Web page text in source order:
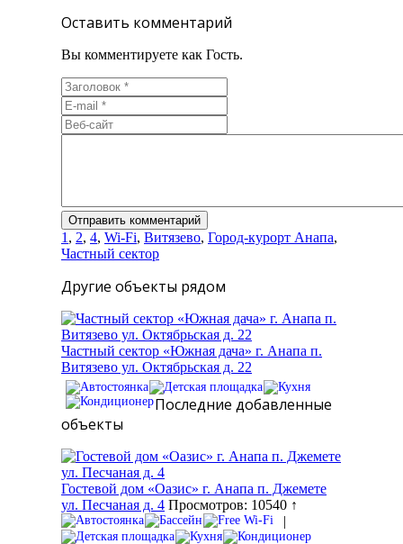
Оставить комментарий
Вы комментируете как Гость.
1 , 2, 4, Wi-Fi, Витязево, Город-курорт Анапа,
Частный сектор
Другие объекты рядом
Частный сектор «Южная дача» г. Анапа п.
Витязево ул. Октябрьская д. 22
Последние добавленные
объекты
Гостевой дом «Оазис» г. Анапа п. Джемете
ул. Песчаная д. 4 Просмотров: 10540 ↑
|